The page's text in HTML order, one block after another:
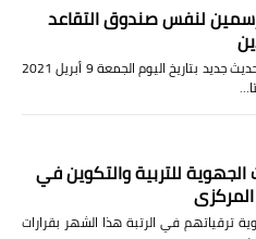
لنفس صندوق التقاعد
قام موقع الصندوق المغربي للتقاعد بتحديث جديد بتاريخ اليوم الجمعة 9 أبريل 2021
الجهوية للتربية والتكوين في
ترقياتهم في الرتبة هذا الشهر بقرارات